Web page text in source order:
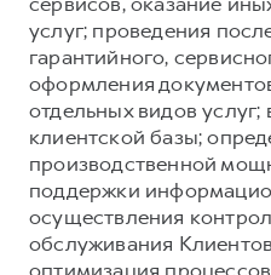
АКСЕССУАРЫ
Автомобильные
Коллекция CITY
Коллекция Базовая
Коллекция Детская
Автомобильные
Коллекция CITY
Коллекция Базовая
Коллекция Детская
услуг; проведения
гарантийного,
оформления
отдельных видов
клиентской базы;
производственной
поддержки
осуществления
обслуживания